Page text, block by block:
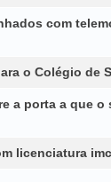
com
o Colégio de
a porta a que o
licenciatura